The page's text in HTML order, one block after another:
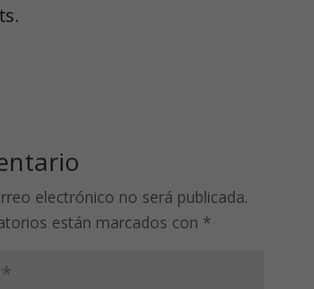
electrónico no será publicada.
están marcados con *